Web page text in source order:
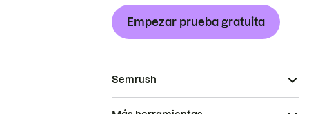
Empezar prueba gratuita
Semrush